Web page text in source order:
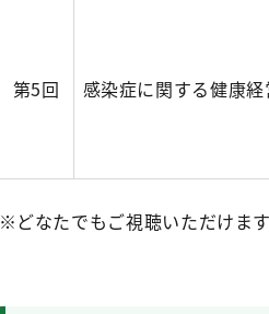
第5回 感染症に関する健康経
※どなたでもご視聴いただけます